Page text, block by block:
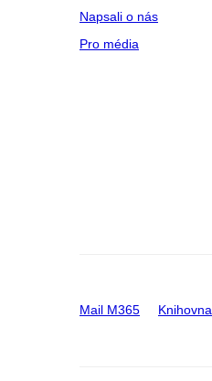
Napsali o nás
Pro média
Mail M365 Knihovna